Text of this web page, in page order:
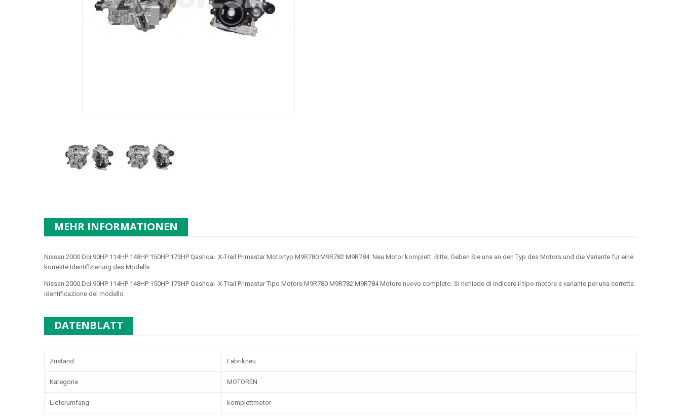
MEHR INFORMATIONEN
Nissan 2000 Dci 90HP 114HP 148HP 150HP 173HP Qashqai X-Trail Primastar Motortyp M9R780 M9R782 M9R784Neu Motor komplett. Bitte, Geben Sie uns an den Typ des Motors und die Variante für eine
korrekte Identifizierung des Modells.
Nissan 2000 Dci 90HP 114HP 148HP 150HP 173HP Qashqai X-Trail Primastar Tipo Motore M9R780 M9R782 M9R784Motore nuovo completo. Si richiede di indicare il tipo motore e variante per una corretta
identificazione del modello
DATENBLATT
Zustand Fabrikneu
Kategorie MOTOREN
Lieferumfang komplettmotor